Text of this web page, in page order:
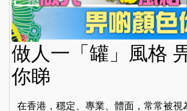
做人一「罐」風格
你睇
在香港，穩定、專業、體面，常常被視